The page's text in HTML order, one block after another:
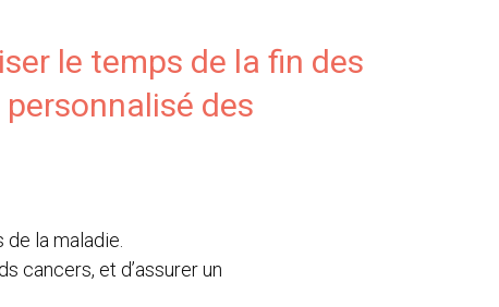
le temps de la fin des
des
la maladie.
cancers, et d’assurer un